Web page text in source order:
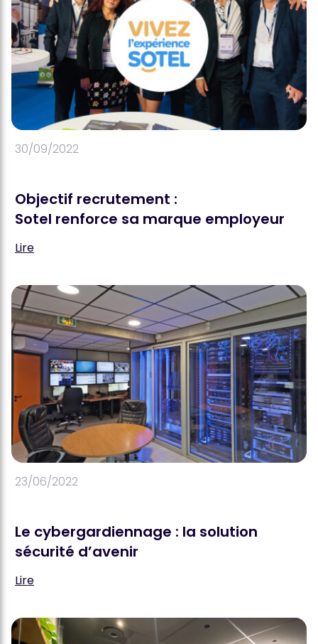
30/09/2022
Objectif recrutement :
Sotel renforce sa marque employeur
Lire
23/06/2022
Le cybergardiennage : la solution
sécurité d’avenir
Lire